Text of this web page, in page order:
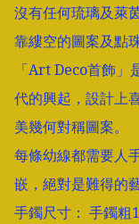
沒有任何琉璃及萊
靠縷空的圖案及點
「Art Deco首飾
代的興起，設計上
美幾何對稱圖案。
每條幼線都需要人
嵌，絕對是難得的
手鐲尺寸： 手鐲